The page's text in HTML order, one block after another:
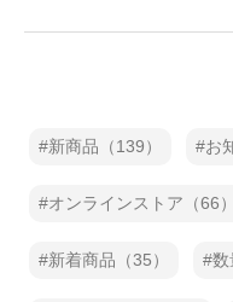
新商品（139） お
オンラインストア（66）
新着商品（35） 数